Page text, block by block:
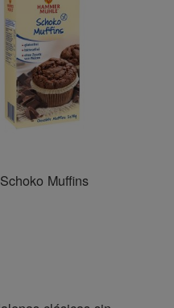
Schoko Muffins